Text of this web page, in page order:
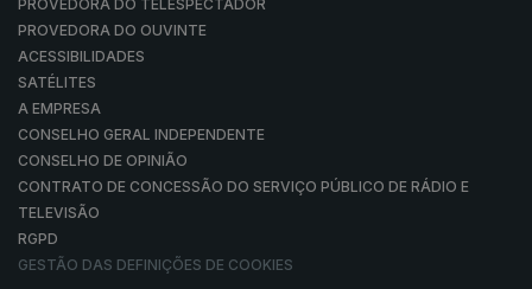
PROVEDORA DO TELESPECTADOR
PROVEDORA DO OUVINTE
ACESSIBILIDADES
SATÉLITES
A EMPRESA
CONSELHO GERAL INDEPENDENTE
CONSELHO DE OPINIÃO
CONTRATO DE CONCESSÃO DO SERVIÇO PÚBLICO DE RÁDIO E
TELEVISÃO
RGPD
GESTÃO DAS DEFINIÇÕES DE COOKIES